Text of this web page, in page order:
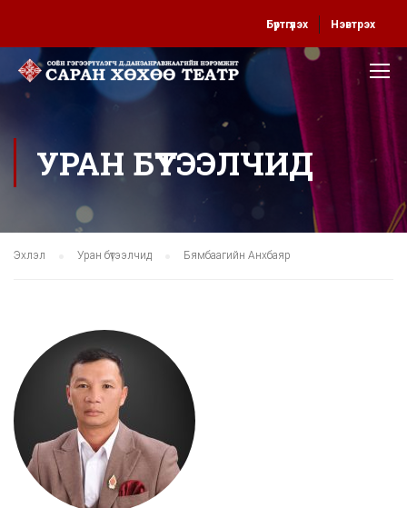
Бүртгүүлэх Нэвтрэх
УРАН БҮТЭЭЛЧИД
Эхлэл Уран бүтээлчид Бямбаагийн Анхбаяр